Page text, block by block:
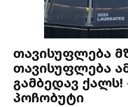
თავისუფლება
თავისუფლება
გამბედავ ქალს!
პოჩობუტი